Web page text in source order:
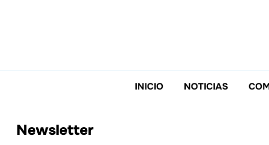
INICIO NOTICIAS
Newsletter